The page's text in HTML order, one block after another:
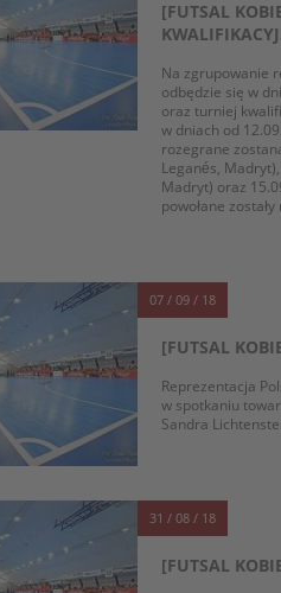
[FUTSAL
Na zgrupowanie
odbędzie się w
oraz turniej
w dniach od
rozegrane
Leganés,
Madryt) oraz
powołane
07 / 09 / 18
[FUTSAL
Reprezentacja
w spotkaniu
Sandra
31 / 08 / 18
[FUTSAL